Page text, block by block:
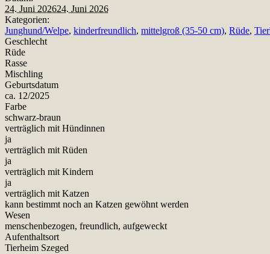
24. Juni 202624. Juni 2026
Kategorien:
Junghund/Welpe, kinderfreundlich, mittelgroß (35-50 cm), Rüde,
Geschlecht
Rüde
Rasse
Mischling
Geburtsdatum
ca. 12/2025
Farbe
schwarz-braun
verträglich mit Hündinnen
ja
verträglich mit Rüden
ja
verträglich mit Kindern
ja
verträglich mit Katzen
kann bestimmt noch an Katzen gewöhnt werden
Wesen
menschenbezogen, freundlich, aufgeweckt
Aufenthaltsort
Tierheim Szeged